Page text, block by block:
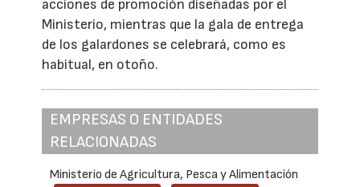
acciones de promoción diseñadas por el
Ministerio, mientras que la gala de entrega
de los galardones se celebrará, como es
habitual, en otoño.
EMPRESAS O ENTIDADES
RELACIONADAS
Ministerio de Agricultura, Pesca y Alimentación